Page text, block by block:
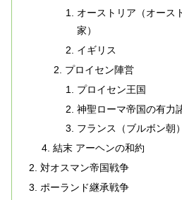
オーストリア（オース
家）
イギリス
プロイセン陣営
プロイセン王国
神聖ローマ帝国の有力
フランス（ブルボン朝）
結末 アーヘンの和約
対オスマン帝国戦争
ポーランド継承戦争